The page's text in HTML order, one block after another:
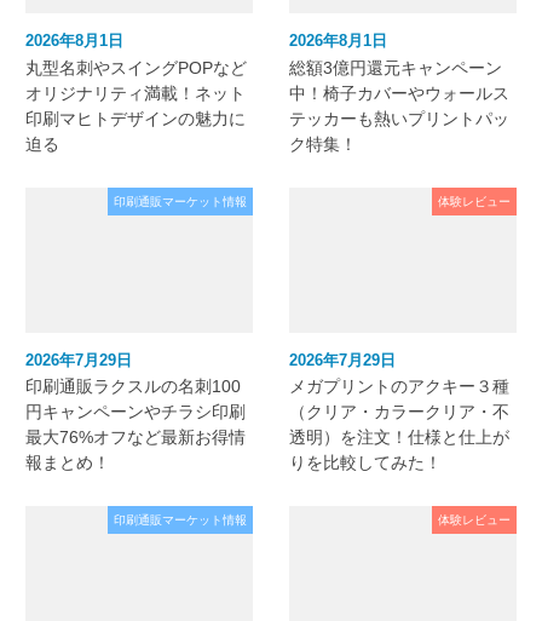
2026年8月1日
丸型名刺やスイングPOPなど
オリジナリティ満載！ネット
印刷マヒトデザインの魅力に
迫る
2026年8月1日
総額3億円還元キャンペーン
中！椅子カバーやウォールス
テッカーも熱いプリントパッ
ク特集！
印刷通販マーケット情報
2026年7月29日
印刷通販ラクスルの名刺100
円キャンペーンやチラシ印刷
最大76%オフなど最新お得情
報まとめ！
体験レビュー
2026年7月29日
メガプリントのアクキー３種
（クリア・カラークリア・不
透明）を注文！仕様と仕上が
りを比較してみた！
印刷通販マーケット情報 体験レビュー